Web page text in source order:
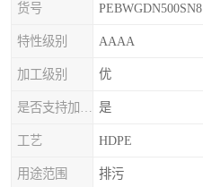
货号 PEBWGDN500SN8
特性级别 AAAA
加工级别 优
是
工艺 HDPE
用途范围 排污